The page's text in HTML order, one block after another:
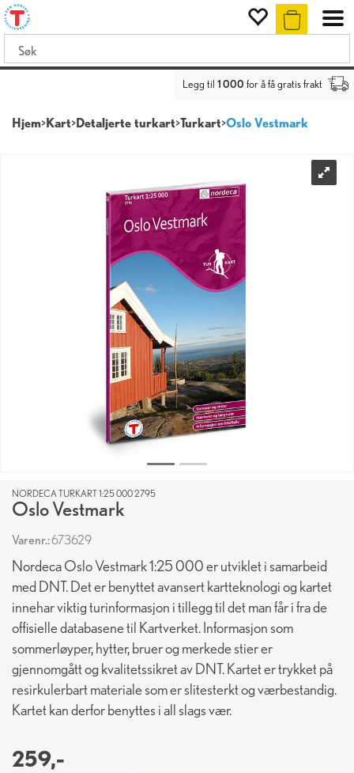
Legg til 1 000 for å få gratis frakt
Hjem>Kart>Detaljerte turkart>Turkart>Oslo Vestmark
NORDECA TURKART 1:25 000 2795
Oslo Vestmark
Varenr.:673629
Nordeca Oslo Vestmark 1:25 000 er utviklet i samarbeid
med DNT. Det er benyttet avansert kartteknologi og kartet
innehar viktig turinformasjon i tillegg til det man får i fra de
offisielle databasene til Kartverket. Informasjon som
sommerløyper, hytter, bruer og merkede stier er
gjennomgått og kvalitetssikret av DNT. Kartet er trykket på
resirkulerbart materiale som er slitesterkt og værbestandig.
Kartet kan derfor benyttes i all slags vær.
259,-